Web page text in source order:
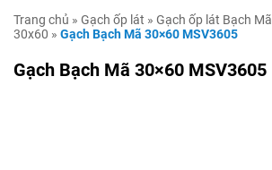
Trang chủ » Gạch ốp lát » Gạch ốp lát Bạch Mã
30x60 » Gạch Bạch Mã 30×60 MSV3605
Gạch Bạch Mã 30×60 MSV3605